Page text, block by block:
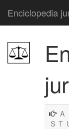
Enciclopedia
A
S T